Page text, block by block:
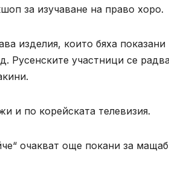
за изучаване на право хоро.
изделия, които бяха
Русенските участници се
и по корейската телевизия.
очакват още покани за